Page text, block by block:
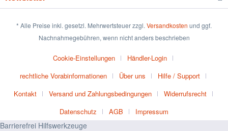
* Alle Preise inkl. gesetzl. Mehrwertsteuer zzgl. Versandkosten und ggf.
Nachnahmegebühren, wenn nicht anders beschrieben
Cookie-Einstellungen
Händler-Login
rechtliche Vorabinformationen
Über uns
Hilfe / Support
Kontakt
Versand und Zahlungsbedingungen
Widerrufsrecht
Datenschutz
AGB Impressum
Barrierefrei Hilfswerkzeuge